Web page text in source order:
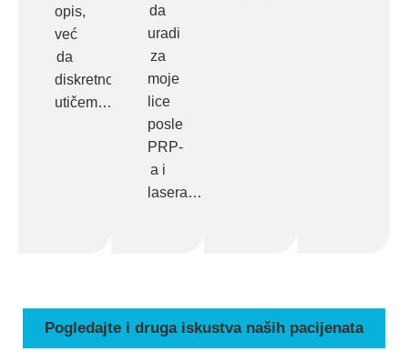
opis,
već
da
diskretno
utičem…
da
uradi
za
moje
lice
posle
PRP-
a i
lasera…
Pogledajte i druga iskustva naših pacijenata